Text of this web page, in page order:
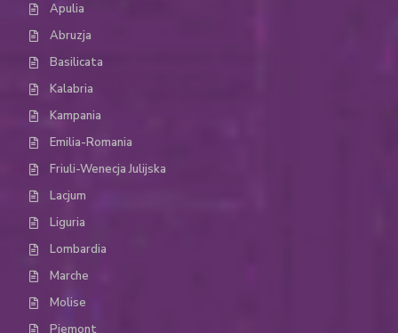
Apulia
Abruzja
Basilicata
Kalabria
Kampania
Emilia-Romania
Friuli-Wenecja Julijska
Lacjum
Liguria
Lombardia
Marche
Molise
Piemont